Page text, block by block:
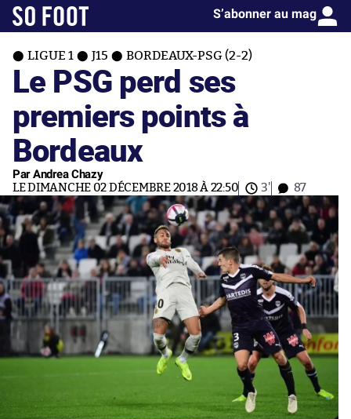
S’abonner au mag
LIGUE 1 J15 BORDEAUX-PSG (2-2)
Le PSG perd ses
premiers points à
Bordeaux
Par Andrea Chazy
LE DIMANCHE 02 DÉCEMBRE 2018 À 22:50 3' 87